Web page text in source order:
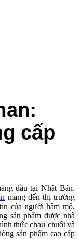
cấp
đầu tại Nhật Bản.
mang đến thị trường
của người hâm mộ.
sản phẩm được nhà
thức chau chuốt và
sản phẩm cao cấp